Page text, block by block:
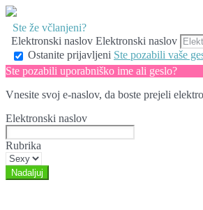
Ste že včlanjeni?
Elektronski naslov Elektronski naslov
Ostanite prijavljeni Ste pozabili vaše
Ste pozabili uporabniško ime ali geslo?
Vnesite svoj e-naslov, da boste prejeli
Elektronski naslov
Rubrika